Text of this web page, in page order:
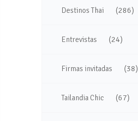
Destinos Thai (286)
Entrevistas (24)
Firmas invitadas (38)
Tailandia Chic (67)